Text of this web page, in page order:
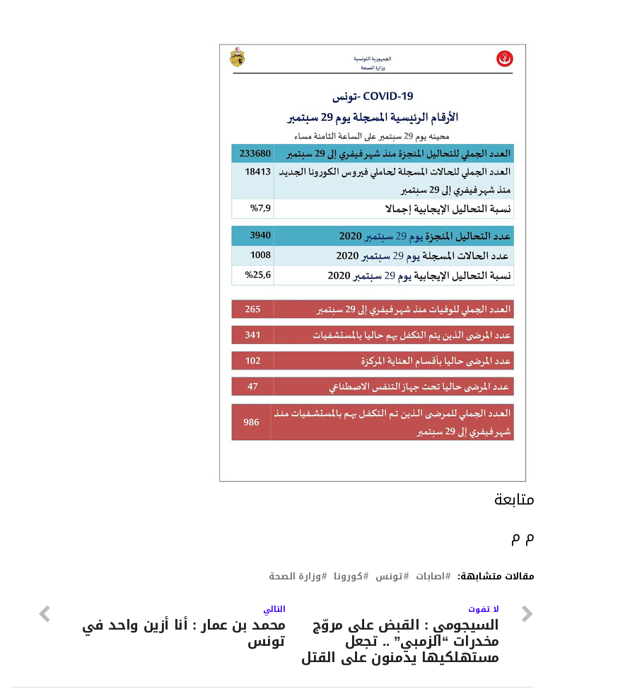
متابعة
م م
مقالات متشابهة: اصابات تونس كورونا وزارة الصحة
التالي
محمد بن عمار : أنا أزين واحد في
تونس
لا تفوت
السيجومي : القبض على مروّج
مخدرات “الزمبي” .. تجعل
مستهلكيها يدمنون على القتل